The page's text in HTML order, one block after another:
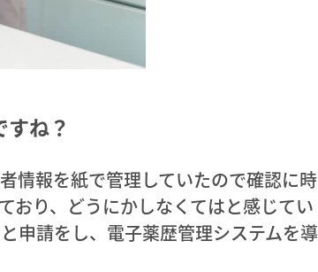
ね？
情報を紙で管理していたので確認に時
おり、どうにかしなくてはと感じてい
申請をし、電子薬歴管理システムを導